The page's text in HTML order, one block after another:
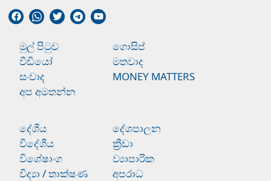
මුල් පිටුව
ගොසිප්
වීඩියෝ
මතවාද
සංවාද
MONEY MATTERS
අප අමතන්න
දේශීය
දේශපාලන
විදේශීය
ක්‍රීඩා
විශේෂාංග
ව්‍යාපාරික
විද්‍යා / තාක්ෂණ
අපරාධ